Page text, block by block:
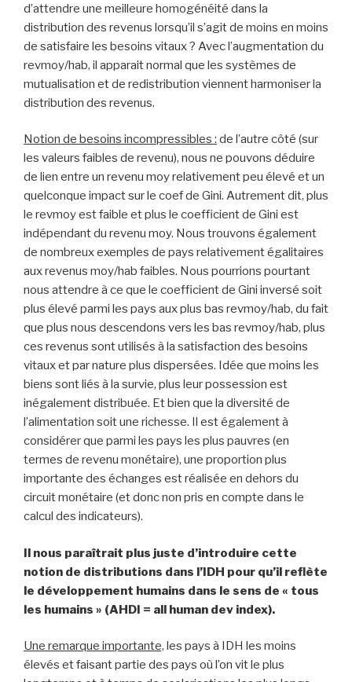
d’attendre une meilleure homogénéité dans la
distribution des revenus lorsqu’il s’agit de moins en moins
de satisfaire les besoins vitaux ? Avec l’augmentation du
revmoy/hab, il apparait normal que les systèmes de
mutualisation et de redistribution viennent harmoniser la
distribution des revenus.
Notion de besoins incompressibles : de l’autre côté (sur
les valeurs faibles de revenu), nous ne pouvons déduire
de lien entre un revenu moy relativement peu élevé et un
quelconque impact sur le coef de Gini. Autrement dit, plus
le revmoy est faible et plus le coefficient de Gini est
indépendant du revenu moy. Nous trouvons également
de nombreux exemples de pays relativement égalitaires
aux revenus moy/hab faibles. Nous pourrions pourtant
nous attendre à ce que le coefficient de Gini inversé soit
plus élevé parmi les pays aux plus bas revmoy/hab, du fait
que plus nous descendons vers les bas revmoy/hab, plus
ces revenus sont utilisés à la satisfaction des besoins
vitaux et par nature plus dispersées. Idée que moins les
biens sont liés à la survie, plus leur possession est
inégalement distribuée. Et bien que la diversité de
l’alimentation soit une richesse. Il est également à
considérer que parmi les pays les plus pauvres (en
termes de revenu monétaire), une proportion plus
importante des échanges est réalisée en dehors du
circuit monétaire (et donc non pris en compte dans le
calcul des indicateurs).
Il nous paraîtrait plus juste d’introduire cette
notion de distributions dans l’IDH pour qu’il reflète
le développement humains dans le sens de « tous
les humains » (AHDI = all human dev index).
Une remarque importante, les pays à IDH les moins
élevés et faisant partie des pays où l’on vit le plus